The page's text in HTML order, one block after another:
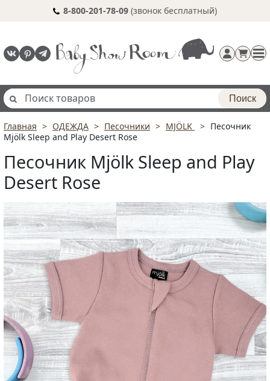
8-800-201-78-09 (звонок бесплатный)
Поиск
Главная ОДЕЖДА Песочники MJÖLK
Песочник
Mjölk Sleep and Play Desert Rose
Песочник Mjölk Sleep and Play
Desert Rose